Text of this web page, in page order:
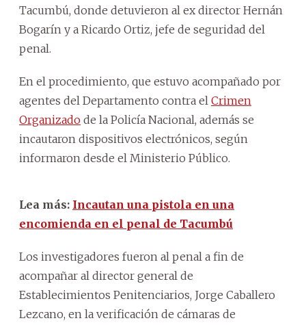
Tacumbú, donde detuvieron al ex director Hernán
Bogarín y a Ricardo Ortiz, jefe de seguridad del
penal.
En el procedimiento, que estuvo acompañado por
agentes del Departamento contra el Crimen
Organizado de la Policía Nacional, además se
incautaron dispositivos electrónicos, según
informaron desde el Ministerio Público.
Lea más: Incautan una pistola en una
encomienda en el penal de Tacumbú
Los investigadores fueron al penal a fin de
acompañar al director general de
Establecimientos Penitenciarios, Jorge Caballero
Lezcano, en la verificación de cámaras de